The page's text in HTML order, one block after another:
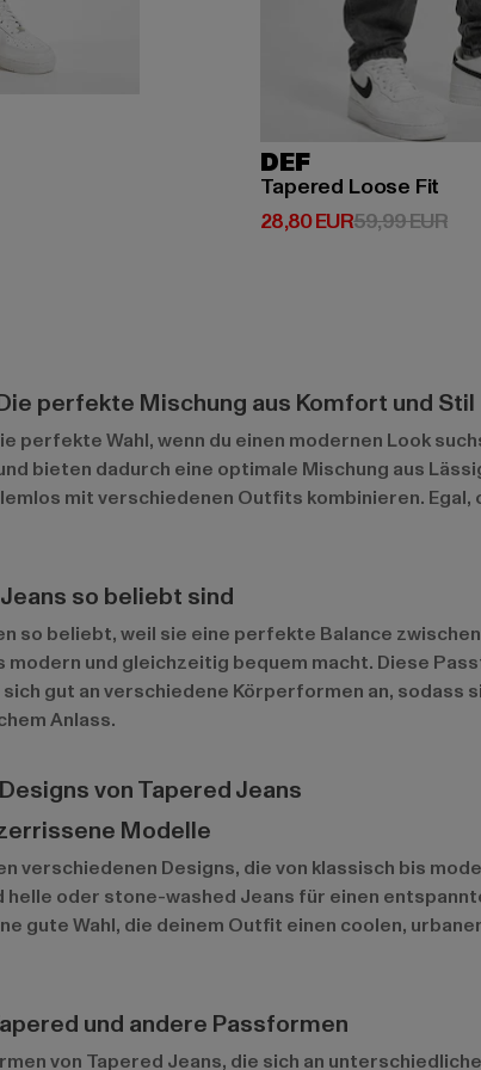
DEF
Tapered Loose Fit
28,80 EUR
Derzeitiger Preis: 28,80
59,99 EUR
perfekte Mischung aus Komfort und Stil
perfekte Wahl, wenn du einen modernen Look
bieten dadurch eine optimale Mischung aus
mit verschiedenen Outfits kombinieren.
so beliebt sind
so beliebt, weil sie eine perfekte Balance
modern und gleichzeitig bequem macht. Diese
gut an verschiedene Körperformen an,
Anlass.
von Tapered Jeans
Modelle
verschiedenen Designs, die von klassisch bis
helle oder stone-washed Jeans für einen
gute Wahl, die deinem Outfit einen coolen,
und andere Passformen
von Tapered Jeans, die sich an